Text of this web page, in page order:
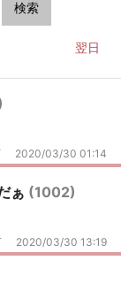
検索
翌日
2020/03/30 01:14
ぁ (1002)
2020/03/30 13:19